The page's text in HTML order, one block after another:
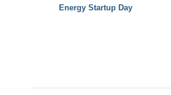
Energy Startup Day